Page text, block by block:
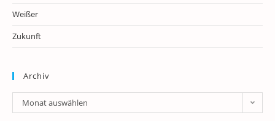
Weißer
Zukunft
Archiv
Archiv
Monat auswählen